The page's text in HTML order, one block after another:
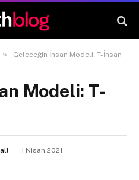
» Geleceğin İnsan Modeli: T-İnsan
Modeli: T-
1 Nisan 2021